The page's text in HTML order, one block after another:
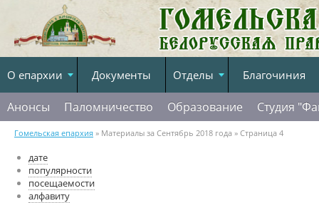
О епархии Документы Отделы Благочиния
Анонсы Паломничество Образование Студия
Гомельская епархия » Материалы за Сентябрь 2018 года » Страница 4
дате
популярности
посещаемости
алфавиту